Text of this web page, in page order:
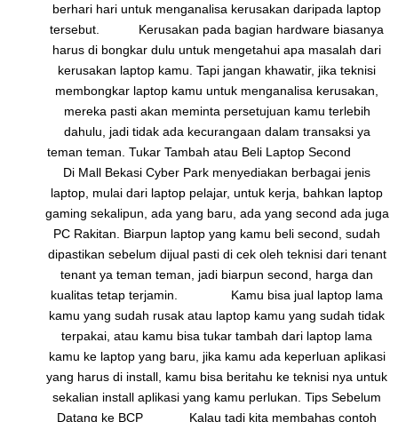
berhari hari untuk menganalisa kerusakan daripada laptop
tersebut. Kerusakan pada bagian hardware biasanya
harus di bongkar dulu untuk mengetahui apa masalah dari
kerusakan laptop kamu. Tapi jangan khawatir, jika teknisi
membongkar laptop kamu untuk menganalisa kerusakan,
mereka pasti akan meminta persetujuan kamu terlebih
dahulu, jadi tidak ada kecurangaan dalam transaksi ya
teman teman. Tukar Tambah atau Beli Laptop Second
Di Mall Bekasi Cyber Park menyediakan berbagai jenis
laptop, mulai dari laptop pelajar, untuk kerja, bahkan laptop
gaming sekalipun, ada yang baru, ada yang second ada juga
PC Rakitan. Biarpun laptop yang kamu beli second, sudah
dipastikan sebelum dijual pasti di cek oleh teknisi dari tenant
tenant ya teman teman, jadi biarpun second, harga dan
kualitas tetap terjamin. Kamu bisa jual laptop lama
kamu yang sudah rusak atau laptop kamu yang sudah tidak
terpakai, atau kamu bisa tukar tambah dari laptop lama
kamu ke laptop yang baru, jika kamu ada keperluan aplikasi
yang harus di install, kamu bisa beritahu ke teknisi nya untuk
sekalian install aplikasi yang kamu perlukan. Tips Sebelum
Datang ke BCP Kalau tadi kita membahas contoh